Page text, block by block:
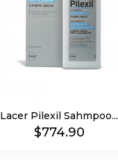
Lacer Pilexil Sahmpoo...
Precio
$774.90